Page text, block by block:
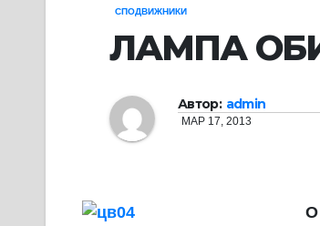
СПОДВИЖНИКИ
ЛАМПА
Автор: admin
МАР 17, 2013
О